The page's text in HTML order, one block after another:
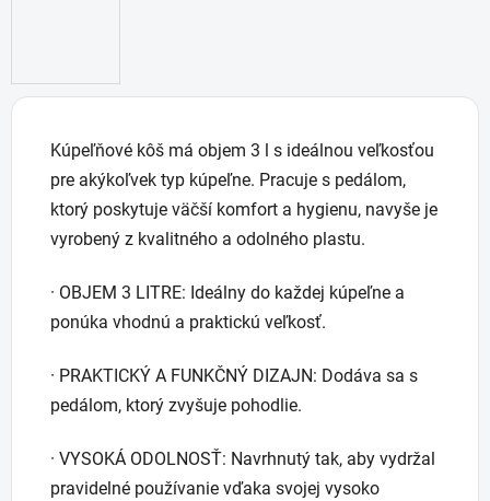
Kúpeľňové kôš má objem 3 l s ideálnou veľkosťou
pre akýkoľvek typ kúpeľne. Pracuje s pedálom,
ktorý poskytuje väčší komfort a hygienu, navyše je
vyrobený z kvalitného a odolného plastu.
· OBJEM 3 LITRE: Ideálny do každej kúpeľne a
ponúka vhodnú a praktickú veľkosť.
· PRAKTICKÝ A FUNKČNÝ DIZAJN: Dodáva sa s
pedálom, ktorý zvyšuje pohodlie.
· VYSOKÁ ODOLNOSŤ: Navrhnutý tak, aby vydržal
pravidelné používanie vďaka svojej vysoko